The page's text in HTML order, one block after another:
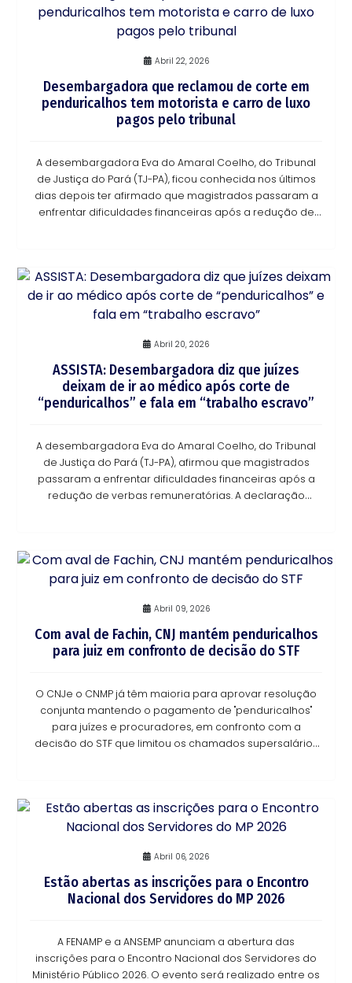
Abril 22, 2026
Desembargadora que reclamou de corte em
penduricalhos tem motorista e carro de luxo
pagos pelo tribunal
A desembargadora Eva do Amaral Coelho, do Tribunal
de Justiça do Pará (TJ-PA), ficou conhecida nos últimos
dias depois ter afirmado que magistrados passaram a
enfrentar dificuldades financeiras após a redução de
Abril 20, 2026
ASSISTA: Desembargadora diz que juízes
deixam de ir ao médico após corte de
“penduricalhos” e fala em “trabalho escravo”
A desembargadora Eva do Amaral Coelho, do Tribunal
de Justiça do Pará (TJ-PA), afirmou que magistrados
passaram a enfrentar dificuldades financeiras após a
redução de verbas remuneratórias. A declaração
Abril 09, 2026
Com aval de Fachin, CNJ mantém penduricalhos
para juiz em confronto de decisão do STF
O CNJe o CNMP já têm maioria para aprovar resolução
conjunta mantendo o pagamento de "penduricalhos"
para juízes e procuradores, em confronto com a
decisão do STF que limitou os chamados supersalários
Abril 06, 2026
Estão abertas as inscrições para o Encontro
Nacional dos Servidores do MP 2026
A FENAMP e a ANSEMP anunciam a abertura das
inscrições para o Encontro Nacional dos Servidores do
Ministério Público 2026. O evento será realizado entre os